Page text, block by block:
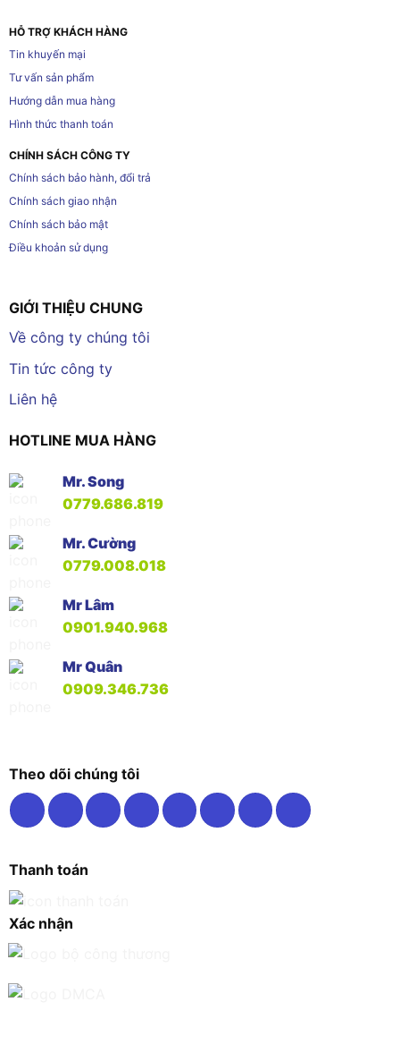
HỖ TRỢ KHÁCH HÀNG
Tin khuyến mại
Tư vấn sản phẩm
Hướng dẫn mua hàng
Hình thức thanh toán
CHÍNH SÁCH CÔNG TY
Chính sách bảo hành, đổi trả
Chính sách giao nhận
Chính sách bảo mật
Điều khoản sử dụng
GIỚI THIỆU CHUNG
Về công ty chúng tôi
Tin tức công ty
Liên hệ
HOTLINE MUA HÀNG
Mr. Song
0779.686.819
Mr. Cường
0779.008.018
Mr Lâm
0901.940.968
Mr Quân
0909.346.736
Theo dõi chúng tôi
Thanh toán
Xác nhận